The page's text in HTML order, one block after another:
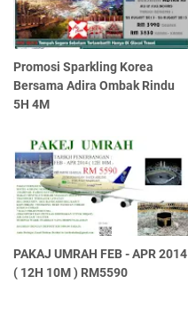
Promosi Sparkling Korea
Bersama Adira Ombak Rindu
5H 4M
PAKAJ UMRAH FEB - APR 2014
( 12H 10M ) RM5590